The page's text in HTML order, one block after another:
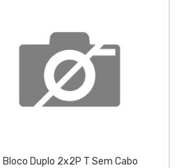
Bloco Duplo 2x2P T Sem Cabo